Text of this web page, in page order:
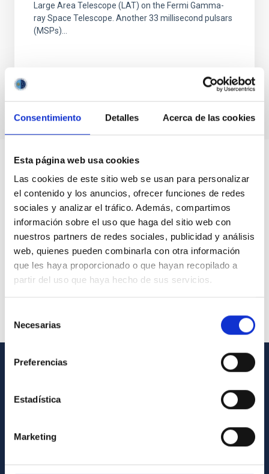
Consentimiento Detalles Acerca de las cookies
Esta página web usa cookies
Las cookies de este sitio web se usan para personalizar
el contenido y los anuncios, ofrecer funciones de redes
sociales y analizar el tráfico. Además, compartimos
información sobre el uso que haga del sitio web con
nuestros partners de redes sociales, publicidad y análisis
web, quienes pueden combinarla con otra información
que les haya proporcionado o que hayan recopilado a
partir del uso que haya hecho de sus servicios.
consentimiento
Necesarias
Preferencias
Estadística
Marketing
Large Area Telescope (LAT) on the Fermi Gamma-
ray Space Telescope. Another 33 millisecond pulsars
(MSPs)...
Contact
List of personnel
Library